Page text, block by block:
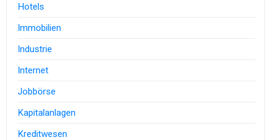
Hotels
Immobilien
Industrie
Internet
Jobbörse
Kapitalanlagen
Kreditwesen